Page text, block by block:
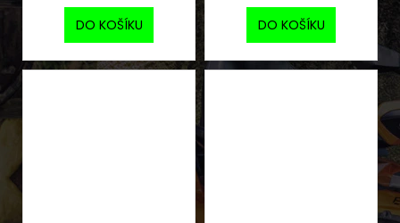
DO KOŠÍKU DO KOŠÍKU